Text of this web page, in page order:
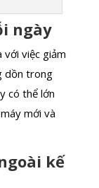
ngày
với việc giảm
dồn trong
có thể lớn
mới và
kế